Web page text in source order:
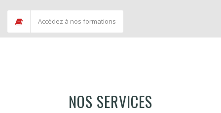
Accédez à nos formations
NOS SERVICES